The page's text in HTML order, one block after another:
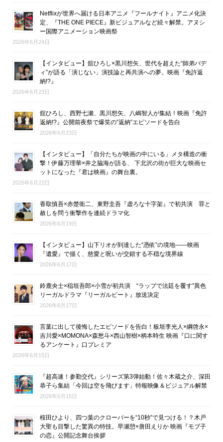
Netflixが世界へ届ける日本アニメ『フールナイト』アニメ化決
定、『THE ONE PIECE』新ビジュアルなど続々解禁。アヌシ
ー国際アニメーション映画祭
2026年6月24日
【インタビュー】舘ひろし×黒川想矢、世代を超えた“師弟バデ
ィ”が語る「演じない」演技論と再共演への夢。映画『免許返
納!?』
2026年6月23日
舘ひろし、西野七瀬、黒川想矢、八嶋智人が集結！映画『免許
返納!?』公開前夜祭で爆笑の“返納”エピソードを告白
2026年6月23日
【インタビュー】「自分たちが映画の中にいる」メタ構造の衝
撃！伊藤万理華×井之脇海が語る、 下北沢の街が巨大な映画セ
ットになった『君は映画』の舞台裏。
2026年6月22日
香取慎吾×赤楚衛二、東野圭吾『虚ろな十字架』で初共演 罪と
赦しを問う衝撃作を連続ドラマ化
2026年6月19日
【インタビュー】山下リオが到達した“憑依”の境地――映画
『遺愛』で描く、慈愛と呪いが交錯する不穏な境界線
2026年6月17日
鈴鹿央士×稲垣吾郎×小雪が初共演 “ラップで法廷を覆す”異色
リーガルドラマ『リーガルビート』放送決定
2026年6月17日
言葉に出して後悔したエピソードを告白！板垣李光人×綱啓永×
吉川愛×MOMONA×森愁斗×西山智樹×柄本時生 映画『口に関す
るアンケート』口プレミア
2026年6月15日
『超高速！参勤交代』シリーズ第3弾始動！佐々木蔵之介、深田
恭子ら集結「今回は空を飛びます」特報映像＆ビジュアル解禁
2026年6月15日
桜田ひより、四つ葉のクローバーを“10秒”で見つける！？木戸
大聖も目撃した驚異の特技。早瀬憩×唐田えりか 映画『モブ子
の恋』公開記念舞台挨拶